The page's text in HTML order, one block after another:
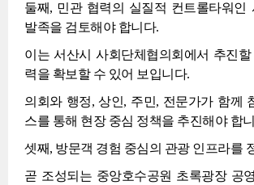
둘째, 민관 협력의 실질적 컨트롤타워인
발족을 검토해야 합니다.
이는 서산시 사회단체협의회에서 추진
력을 확보할 수 있어 보입니다.
의회와 행정, 상인, 주민, 전문가가 함께
스를 통해 현장 중심 정책을 추진해야 합
셋째, 방문객 경험 중심의 관광 인프라를
곧 조성되는 중앙호수공원 초록광장 공